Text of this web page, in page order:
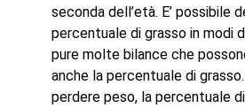
seconda dell’età. E’ possibile
percentuale di grasso in modi
pure molte bilance che
anche la percentuale di
perdere peso, la percentuale